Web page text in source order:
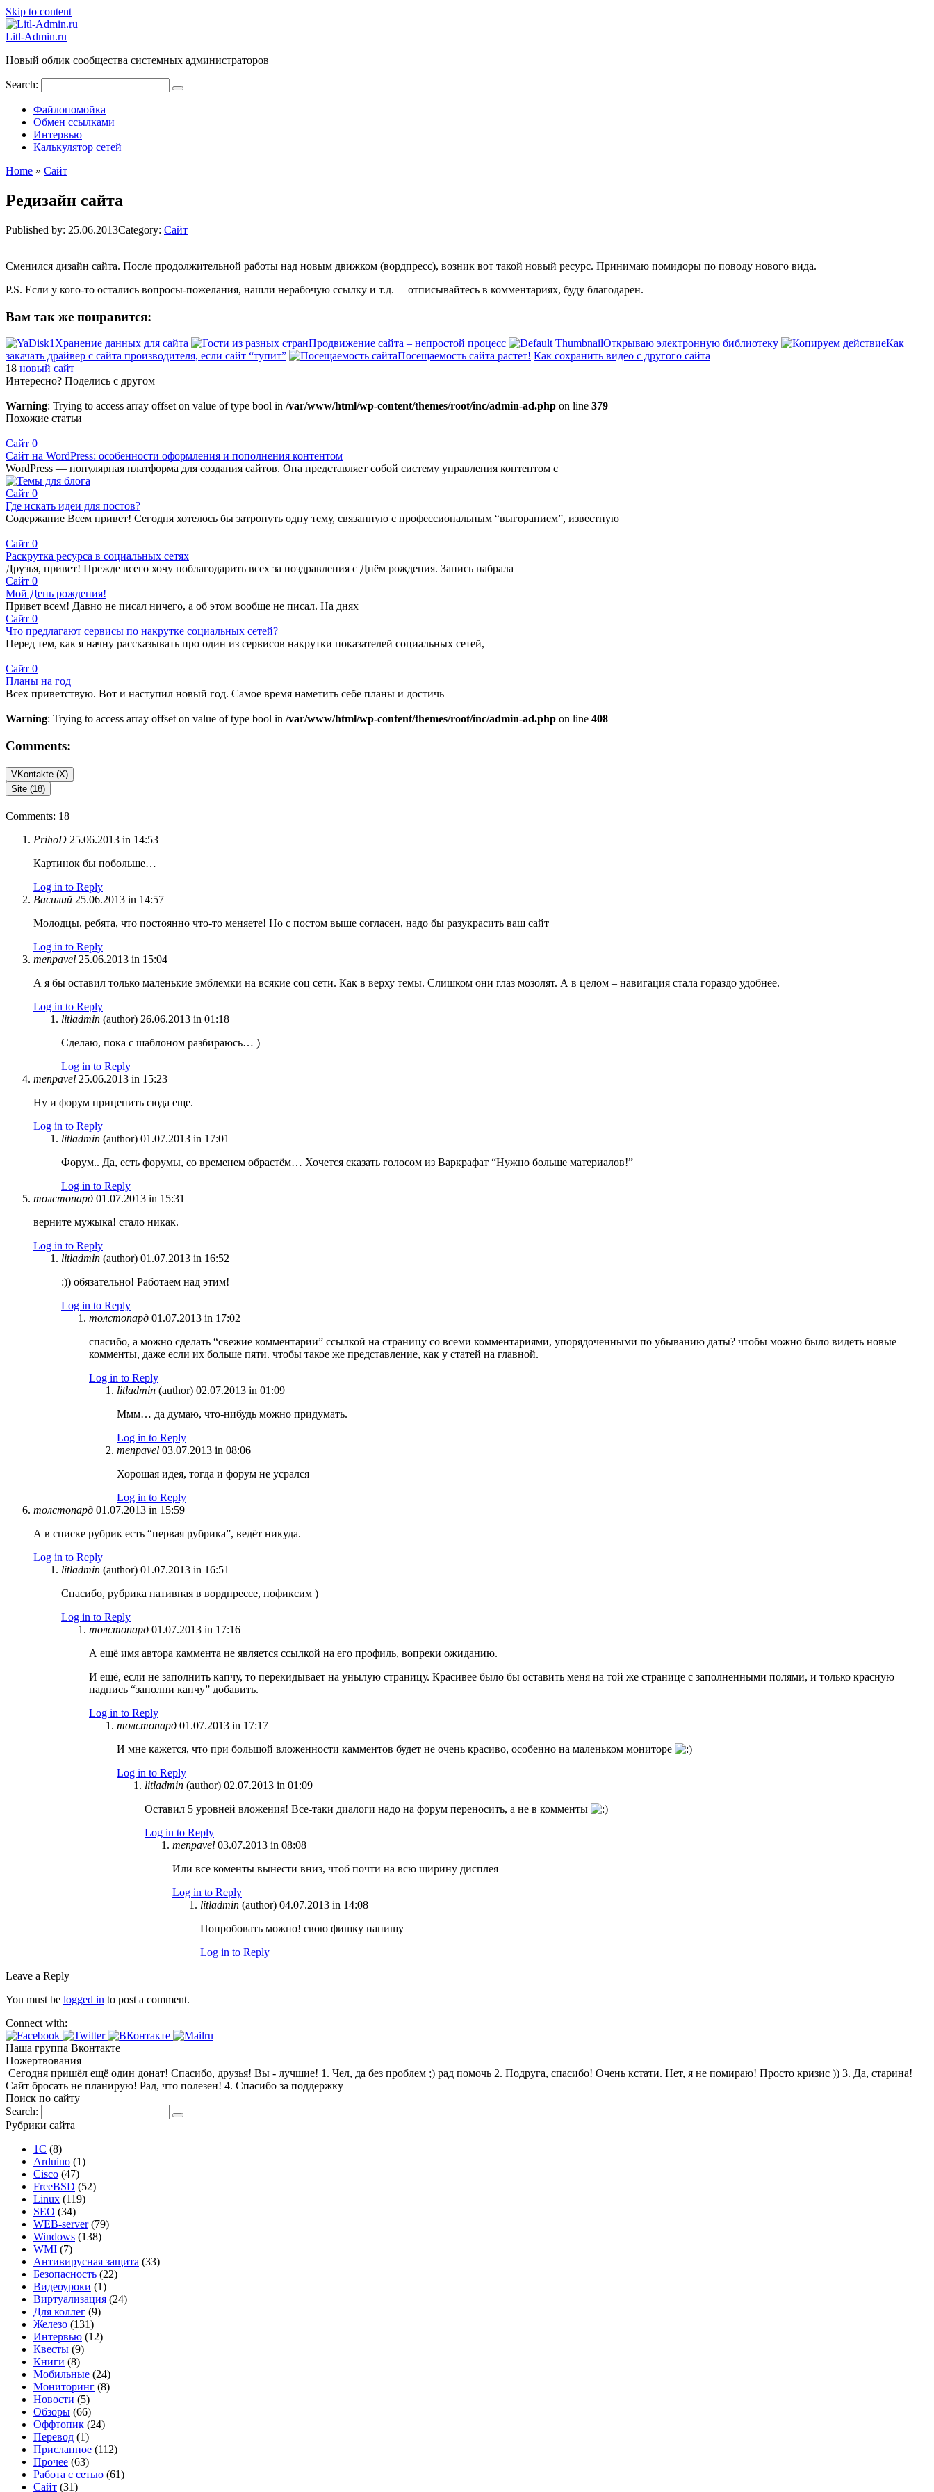
Skip to content
Litl-Admin.ru
Новый облик сообщества системных администраторов
Search:
Файлопомойка
Обмен ссылками
Интервью
Калькулятор сетей
Home » Сайт
Редизайн сайта
Published by: 25.06.2013Category: Сайт
Сменился дизайн сайта. После продолжительной работы над новым движком (вордпресс), возник вот такой новый ресурс. Принимаю помидоры по поводу нового вида.
P.S. Если у кого-то остались вопросы-пожелания, нашли нерабочую ссылку и т.д. – отписывайтесь в комментариях, буду благодарен.
Вам так же понравится:
Хранение данных для сайта Продвижение сайта – непростой процесс Открываю электронную библиотеку
Как
закачать драйвер с сайта производителя, если сайт “тупит”
Посещаемость сайта растет! Как сохранить видео с другого сайта
18 новый сайт
Интересно? Поделись с другом
Warning: Trying to access array offset on value of type bool in /var/www/html/wp-content/themes/root/inc/admin-ad.php on line 379
Похожие статьи
Сайт 0
Сайт на WordPress: особенности оформления и пополнения контентом
WordPress — популярная платформа для создания сайтов. Она представляет собой систему управления контентом с
Сайт 0
Где искать идеи для постов?
Содержание Всем привет! Сегодня хотелось бы затронуть одну тему, связанную с профессиональным “выгоранием”, известную
Сайт 0
Раскрутка ресурса в социальных сетях
Друзья, привет! Прежде всего хочу поблагодарить всех за поздравления с Днём рождения. Запись набрала
Сайт 0
Мой День рождения!
Привет всем! Давно не писал ничего, а об этом вообще не писал. На днях
Сайт 0
Что предлагают сервисы по накрутке социальных сетей?
Перед тем, как я начну рассказывать про один из сервисов накрутки показателей социальных сетей,
Сайт 0
Планы на год
Всех приветствую. Вот и наступил новый год. Самое время наметить себе планы и достичь
Warning: Trying to access array offset on value of type bool in /var/www/html/wp-content/themes/root/inc/admin-ad.php on line 408
Comments:
VKontakte (X)
Site (18)
Comments: 18
PrihoD 25.06.2013 in 14:53
Картинок бы побольше…
Log in to Reply
Василий 25.06.2013 in 14:57
Молодцы, ребята, что постоянно что-то меняете! Но с постом выше согласен, надо бы разукрасить ваш сайт
Log in to Reply
menpavel 25.06.2013 in 15:04
А я бы оставил только маленькие эмблемки на всякие соц сети. Как в верху темы. Слишком они глаз мозолят. А в целом – навигация стала гораздо удобнее.
Log in to Reply
litladmin (author) 26.06.2013 in 01:18
Сделаю, пока с шаблоном разбираюсь… )
Log in to Reply
menpavel 25.06.2013 in 15:23
Ну и форум прицепить сюда еще.
Log in to Reply
litladmin (author) 01.07.2013 in 17:01
Форум.. Да, есть форумы, со временем обрастём… Хочется сказать голосом из Варкрафат “Нужно больше материалов!”
Log in to Reply
толстопард 01.07.2013 in 15:31
верните мужыка! стало никак.
Log in to Reply
litladmin (author) 01.07.2013 in 16:52
:)) обязательно! Работаем над этим!
Log in to Reply
толстопард 01.07.2013 in 17:02
спасибо, а можно сделать “свежие комментарии” ссылкой на страницу со всеми комментариями, упорядоченными по убыванию даты? чтобы можно было видеть новые
комменты, даже если их больше пяти. чтобы такое же представление, как у статей на главной.
Log in to Reply
litladmin (author) 02.07.2013 in 01:09
Ммм… да думаю, что-нибудь можно придумать.
Log in to Reply
menpavel 03.07.2013 in 08:06
Хорошая идея, тогда и форум не усрался
Log in to Reply
толстопард 01.07.2013 in 15:59
А в списке рубрик есть “первая рубрика”, ведёт никуда.
Log in to Reply
litladmin (author) 01.07.2013 in 16:51
Спасибо, рубрика нативная в вордпрессе, пофиксим )
Log in to Reply
толстопард 01.07.2013 in 17:16
А ещё имя автора каммента не является ссылкой на его профиль, вопреки ожиданию.
И ещё, если не заполнить капчу, то перекидывает на унылую страницу. Красивее было бы оставить меня на той же странице с заполненными полями, и только красную
надпись “заполни капчу” добавить.
Log in to Reply
толстопард 01.07.2013 in 17:17
И мне кажется, что при большой вложенности камментов будет не очень красиво, особенно на маленьком мониторе
Log in to Reply
litladmin (author) 02.07.2013 in 01:09
Оставил 5 уровней вложения! Все-таки диалоги надо на форум переносить, а не в комменты
Log in to Reply
menpavel 03.07.2013 in 08:08
Или все коменты вынести вниз, чтоб почти на всю щирину дисплея
Log in to Reply
litladmin (author) 04.07.2013 in 14:08
Попробовать можно! свою фишку напишу
Log in to Reply
Leave a Reply
You must be logged in to post a comment.
Connect with:
Наша группа Вконтакте
Пожертвования
Сегодня пришёл ещё один донат! Спасибо, друзья! Вы - лучшие! 1. Чел, да без проблем ;) рад помочь 2. Подруга, спасибо! Очень кстати. Нет, я не помираю! Просто кризис )) 3. Да, старина!
Сайт бросать не планирую! Рад, что полезен! 4. Спасибо за поддержку
Поиск по сайту
Search:
Рубрики сайта
1С (8)
Arduino (1)
Cisco (47)
FreeBSD (52)
Linux (119)
SEO (34)
WEB-server(79)
Windows (138)
WMI (7)
Антивирусная защита (33)
Безопасность (22)
Видеоуроки (1)
Виртуализация (24)
Для коллег (9)
Железо (131)
Интервью (12)
Квесты (9)
Книги (8)
Мобильные (24)
Мониторинг (8)
Новости (5)
Обзоры (66)
Оффтопик (24)
Перевод (1)
Присланное (112)
Прочее (63)
Работа с сетью (61)
Сайт (31)